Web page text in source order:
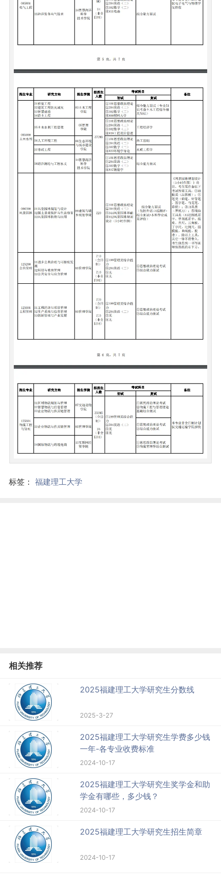
标签： 福建理工大学
相关推荐
2025福建理工大学研究生分数线
2025-3-27
2025福建理工大学研究生学费多少钱
一年-各专业收费标准
2024-10-17
2025福建理工大学研究生奖学金和助
学金有哪些，多少钱？
2024-10-17
2025福建理工大学研究生招生简章
2024-10-17